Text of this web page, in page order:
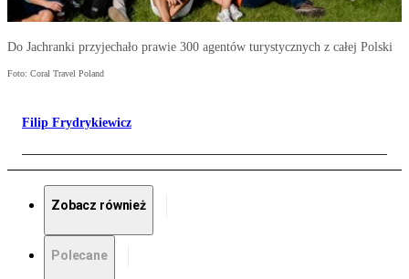
Do Jachranki przyjechało prawie 300 agentów turystycznych z całej Polski
Foto: Coral Travel Poland
Filip Frydrykiewicz
Zobacz również
Polecane